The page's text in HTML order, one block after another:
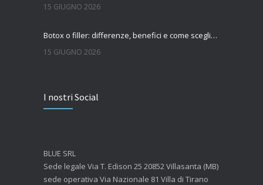
15 GIUGNO 2026
Botox o filler: differenze, benefici e come scegliere il trattamento più adatto
15 GIUGNO 2026
7 GIUGNO 2026
I nostri Social
BLUE SRL
Sede legale Via T. Edison 25 20852 Villasanta (MB)
sede operativa Via Nazionale 81 Villa di Tirano